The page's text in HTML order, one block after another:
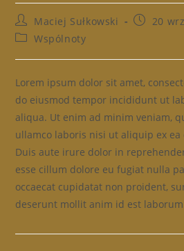
Post
author:
Maciej Sułkowski
Post20
PostWspólnoty
Lorem ipsum dolor sit amet,
do eiusmod tempor incididunt ut
aliqua. Ut enim ad minim veniam,
ullamco laboris nisi ut aliquip ex ea
Duis aute irure dolor in
esse cillum dolore eu fugiat nulla
occaecat cupidatat non proident,
deserunt mollit anim id est